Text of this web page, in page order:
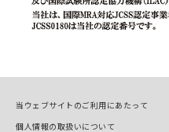
当ウェブサイトのご利用にあたって
個人情報の取扱いについて